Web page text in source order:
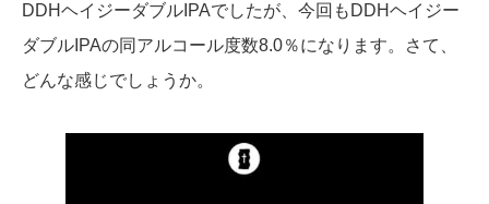
DDHヘイジーダブルIPAでしたが、今回もDDHヘイジー
ダブルIPAの同アルコール度数8.0％になります。さて、
どんな感じでしょうか。